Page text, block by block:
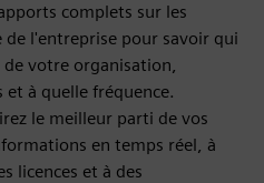
complets sur les
de l'entreprise pour savoir qui
de votre organisation,
à quelle fréquence.
le meilleur parti de vos
en temps réel, à
licences et à des